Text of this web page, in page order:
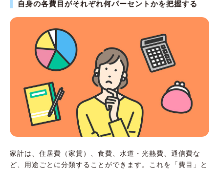
自身の各費目がそれぞれ何パーセントかを把握する
家計は、住居費（家賃）、食費、水道・光熱費、通信費な
ど、用途ごとに分類することができます。これを「費目」と